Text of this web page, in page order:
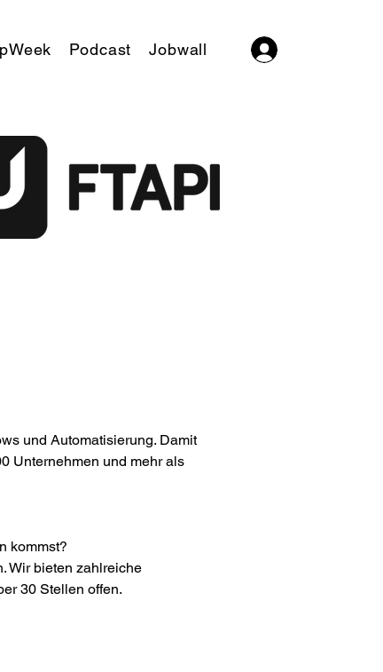
Podcast Jobwall
und Automatisierung. Damit
Unternehmen und mehr als
kommst?
Wir bieten zahlreiche
30 Stellen offen.